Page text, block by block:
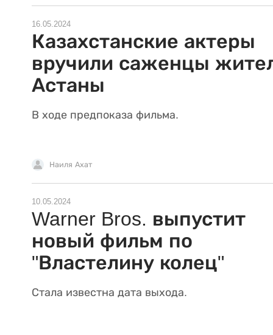
16.05.2024
Казахстанские актеры
вручили саженцы
Астаны
В ходе предпоказа фильма.
Наиля Ахат
10.05.2024
Warner Bros. выпустит
новый фильм по
"Властелину колец"
Стала известна дата выхода.